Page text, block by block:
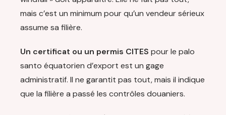
mais c’est un minimum pour qu’un vendeur sérieux
assume sa filière.
Un certificat ou un permis CITES pour le palo
santo équatorien d’export est un gage
administratif. Il ne garantit pas tout, mais il indique
que la filière a passé les contrôles douaniers.